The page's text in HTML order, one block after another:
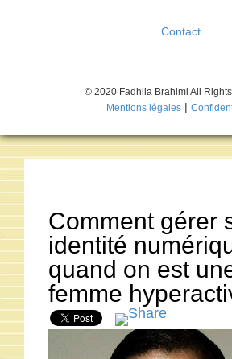
Contact
© 2020 Fadhila Brahimi All
Mentions légales |
Comment gérer
identité
quand on est
femme